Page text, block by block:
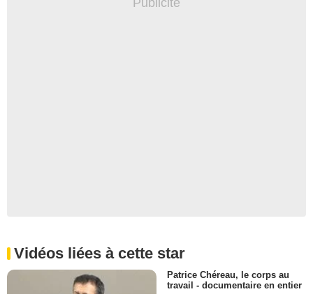
Vidéos liées à cette star
Patrice Chéreau, le corps au
travail - documentaire en entier